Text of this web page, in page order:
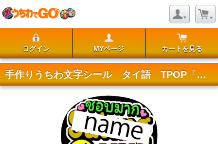
ログイン MYページ カートを見る
手作りうちわ文字シール タイ語 TPOP「大好き+名前+Y2Kして」